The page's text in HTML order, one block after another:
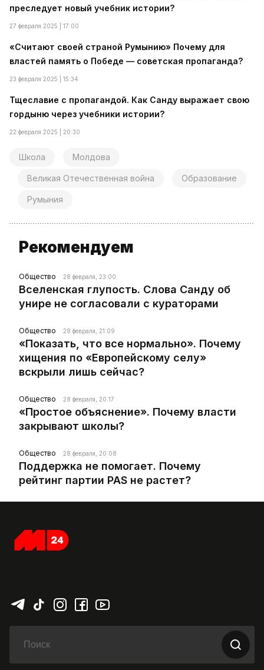
преследует новый учебник истории?
27 февраля 2025 | 17:00
«Считают своей страной Румынию» Почему для
властей память о Победе — советская пропаганда?
23 февраля 2025 | 15:34
Тщеславие с пропагандой. Как Санду выражает свою
гордыню через учебники истории?
22 февраля 2025 | 20:30
Школа Молдова
Великая Отечественная война Образование
Румыния
Рекомендуем
Общество 28 февраля, 23:00
Вселенская глупость. Слова Санду об
унире не согласовали с кураторами
Общество 28 февраля, 21:09
«Показать, что все нормально». Почему
хищения по «Европейскому селу»
вскрыли лишь сейчас?
Общество 28 февраля, 20:17
«Простое объяснение». Почему власти
закрывают школы?
Общество 28 февраля, 20:08
Поддержка не помогает. Почему
рейтинг партии PAS не растет?